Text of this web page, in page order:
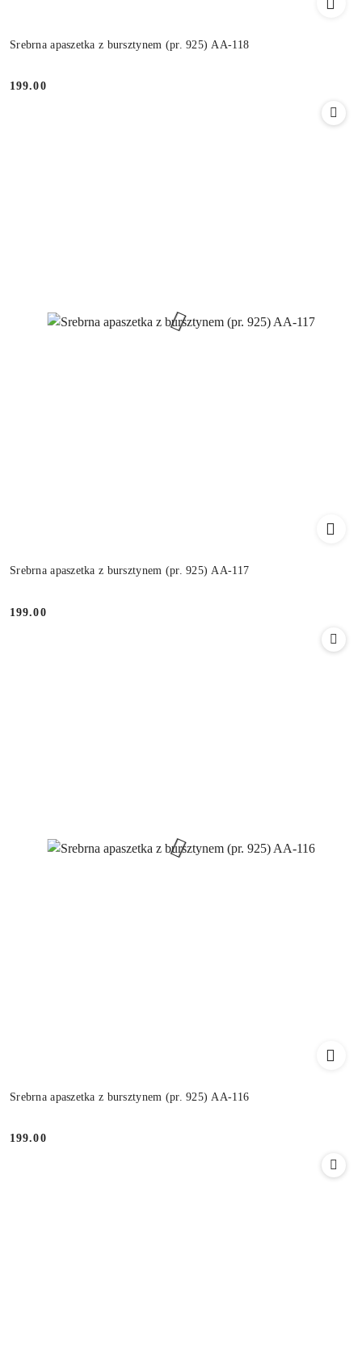
Srebrna apaszetka z bursztynem (pr. 925) AA-118
Cena:
199.00
Srebrna apaszetka z bursztynem (pr. 925) AA-117
Cena:
199.00
Srebrna apaszetka z bursztynem (pr. 925) AA-116
Cena:
199.00